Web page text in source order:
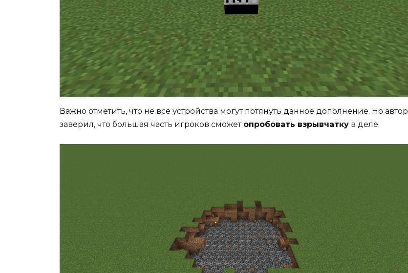
Важно отметить, что не все устройства могут потянуть данное дополнение. Но автор
заверил, что большая часть игроков сможет опробовать взрывчатку в деле.